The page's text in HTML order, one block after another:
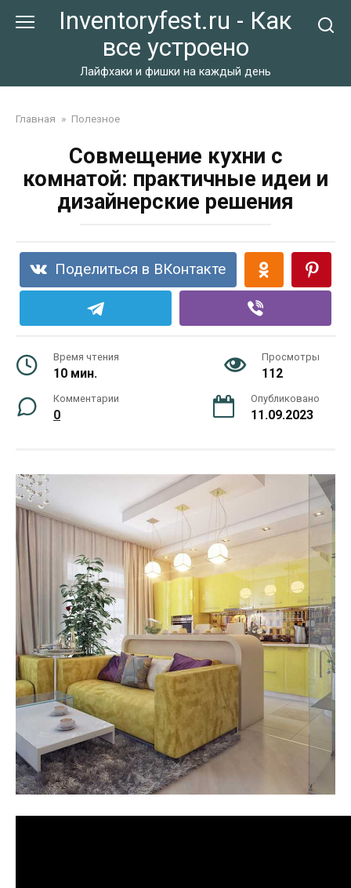
Inventoryfest.ru - Как
все устроено
Лайфхаки и фишки на каждый день
Главная » Полезное
Совмещение кухни с
комнатой: практичные идеи и
дизайнерские решения
Поделиться в ВКонтакте
Время чтения
10 мин.
Просмотры
112
Комментарии
0
Опубликовано
11.09.2023